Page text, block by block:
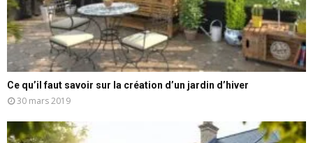
Ce qu’il faut savoir sur la création d’un jardin d’hiver
30 mars 2019